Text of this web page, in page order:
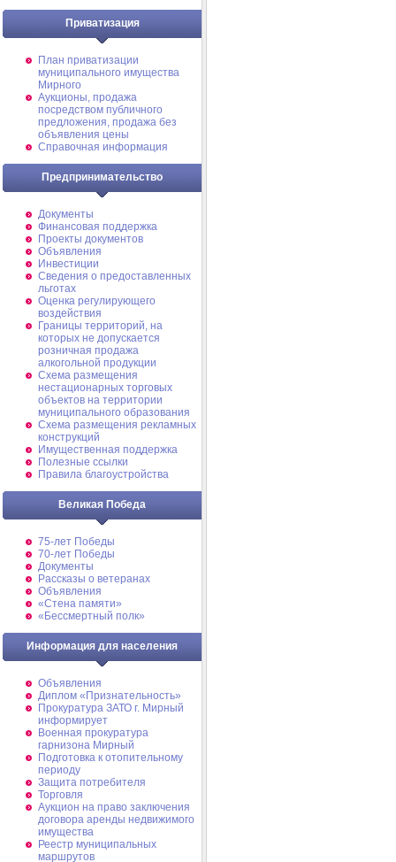
Приватизация
План приватизации
муниципального имущества
Мирного
Аукционы, продажа
посредством публичного
предложения, продажа без
объявления цены
Справочная информация
Предпринимательство
Документы
Финансовая поддержка
Проекты документов
Объявления
Инвестиции
Сведения о предоставленных
льготах
Оценка регулирующего
воздействия
Границы территорий, на
которых не допускается
розничная продажа
алкогольной продукции
Схема размещения
нестационарных торговых
объектов на территории
муниципального образования
Схема размещения рекламных
конструкций
Имущественная поддержка
Полезные ссылки
Правила благоустройства
Великая Победа
75-лет Победы
70-лет Победы
Документы
Рассказы о ветеранах
Объявления
«Стена памяти»
«Бессмертный полк»
Информация для населения
Объявления
Диплом «Признательность»
Прокуратура ЗАТО г. Мирный
информирует
Военная прокуратура
гарнизона Мирный
Подготовка к отопительному
периоду
Защита потребителя
Торговля
Аукцион на право заключения
договора аренды недвижимого
имущества
Реестр муниципальных
маршрутов